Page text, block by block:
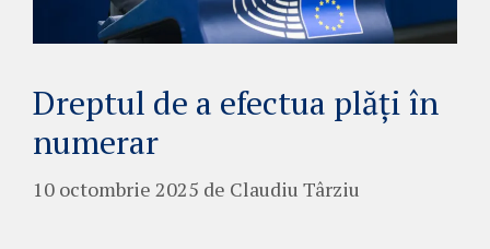
Dreptul de a efectua plăți în
numerar
10 octombrie 2025 de Claudiu Târziu